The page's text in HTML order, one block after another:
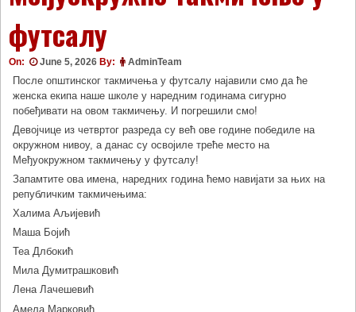
футсалу
On: June 5, 2026 By: AdminTeam
После општинског такмичења у футсалу најавили смо да ће
женска екипа наше школе у наредним годинама сигурно
побеђивати на овом такмичењу. И погрешили смо!
Девојчице из четвртог разреда су већ ове године победиле на
окружном нивоу, а данас су освојиле треће место на
Међуокружном такмичењу у футсалу!
Запамтите ова имена, наредних година ћемо навијати за њих на
републичким такмичењима:
Халима Аљијевић
Маша Бојић
Теа Длбокић
Мила Думитрашковић
Лена Лачешевић
Амела Марковић